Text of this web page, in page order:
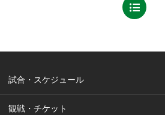
試合・スケジュール
観戦・チケット